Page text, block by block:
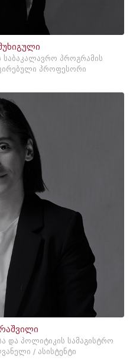
საბაკალავრო პროგრამის
პროფესორი
და პოლიტიკის სამაგისტრო
/ ასისტენტი